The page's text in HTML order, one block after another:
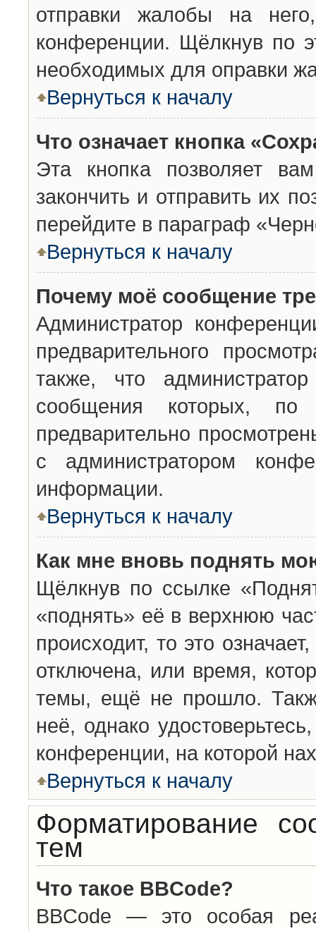
отправки жалобы на
конференции. Щёлкнув по
необходимых для оправки
Вернуться к началу
Что означает кнопка
Эта кнопка позволяет
закончить и отправить их
перейдите в параграф
Вернуться к началу
Почему моё сообщение
Администратор
предварительного
также, что
сообщения которых,
предварительно
с администратором
информации.
Вернуться к началу
Как мне вновь поднять
Щёлкнув по ссылке
«поднять» её в верхнюю
происходит, то это
отключена, или время,
темы, ещё не прошло.
неё, однако
конференции, на которой
Вернуться к началу
Форматирование
тем
Что такое BBCode?
BBCode — это особая